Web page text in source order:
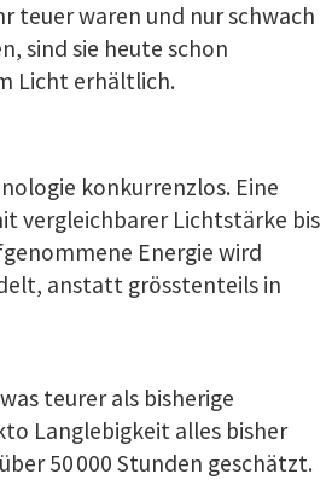
teuer waren und nur schwach
sind sie heute schon
Licht erhältlich.
konkurrenzlos. Eine
vergleichbarer Lichtstärke bis
Energie wird
anstatt grösstenteils in
teurer als bisherige
Langlebigkeit alles bisher
50 000 Stunden geschätzt.